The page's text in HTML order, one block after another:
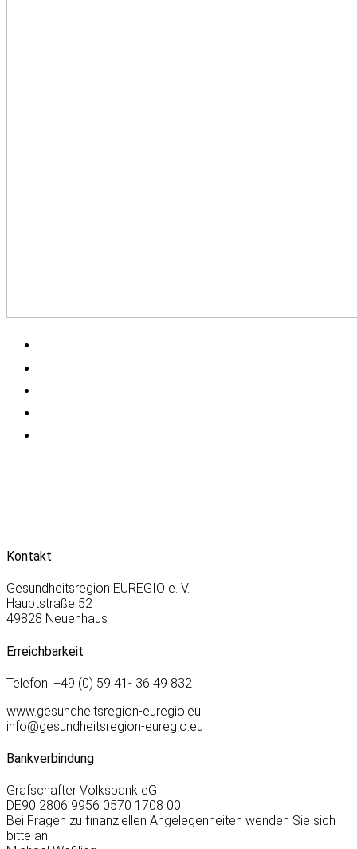
Kontakt
Gesundheitsregion EUREGIO e. V.
Hauptstraße 52
49828 Neuenhaus
Erreichbarkeit
Telefon: +49 (0) 59 41- 36 49 832
www.gesundheitsregion-euregio.eu
info@gesundheitsregion-euregio.eu
Bankverbindung
Grafschafter Volksbank eG
DE90 2806 9956 0570 1708 00
Bei Fragen zu finanziellen Angelegenheiten wenden Sie sich
bitte an: